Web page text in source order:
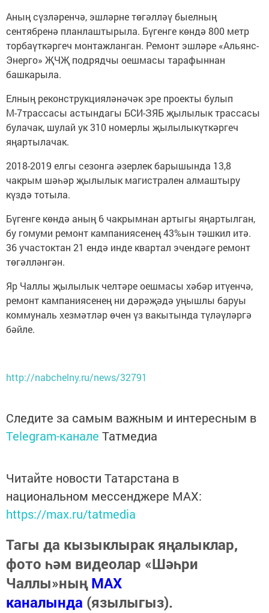
Аның сүзләренчә, эшләрне төгәлләү быелның
сентябренә планлаштырыла. Бүгенге көндә 800 метр
торбаүткәргеч монтажланган. Ремонт эшләре «Альянс-
Энерго» ҖЧҖ подрядчы оешмасы тарафыннан
башкарыла.
Елның реконструкцияләнәчәк эре проекты булып
М-7трассасы астындагы БСИ-ЗЯБ җылылык трассасы
булачак, шулай ук 310 номерлы җылылыкүткәргеч
яңартылачак.
2018-2019 елгы сезонга әзерлек барышында 13,8
чакрым шәһәр җылылык магистрален алмаштыру
күздә тотыла.
Бүгенге көндә аның 6 чакрымнан артыгы яңартылган,
бу гомуми ремонт кампаниясенең 43%ын тәшкил итә.
36 участоктан 21 ендә инде квартал эчендәге ремонт
төгәлләнгән.
Яр Чаллы җылылык челтәре оешмасы хәбәр итүенчә,
ремонт кампаниясенең ни дәрәҗәдә уңышлы баруы
коммуналь хезмәтләр өчен үз вакытында түләүләргә
бәйле.
http://nabchelny.ru/news/32791
Следите за самым важным и интересным в
Telegram-канале Татмедиа
Читайте новости Татарстана в
национальном мессенджере MАХ:
https://max.ru/tatmedia
Тагы да кызыклырак яңалыклар,
фото һәм видеолар «Шәһри
Чаллы»ныңMAX
каналында (язылыгыз).